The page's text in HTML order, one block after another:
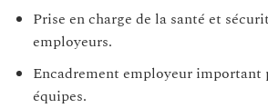
Prise en charge de la santé et
employeurs.
Encadrement employeur important
équipes.